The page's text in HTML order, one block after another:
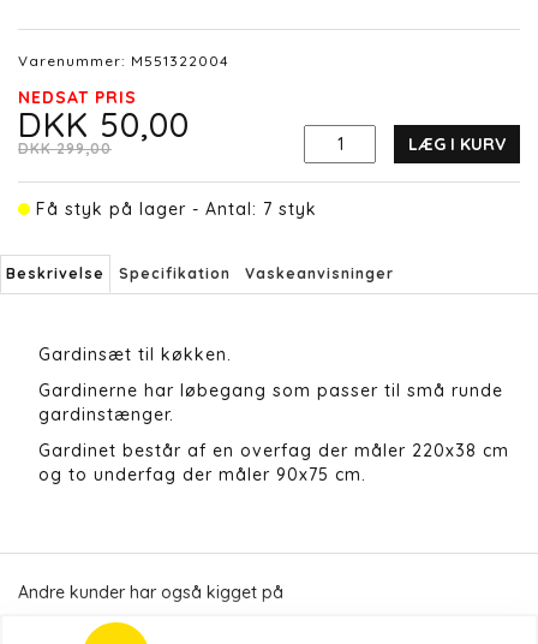
Varenummer: M551322004
NEDSAT PRIS
DKK 50,00
DKK 299,00 LÆG I KURV
Få styk på lager - Antal: 7 styk
Beskrivelse Specifikation Vaskeanvisninger
Gardinsæt til køkken.
Gardinerne har løbegang som passer til små runde
gardinstænger.
Gardinet består af en overfag der måler 220x38 cm
og to underfag der måler 90x75 cm.
Andre kunder har også kigget på